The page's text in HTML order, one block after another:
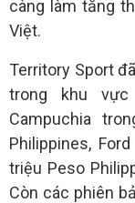
càng làm tăng
Việt.
Territory Sport
trong khu
Campuchia
Philippines,
triệu Peso
Còn các phiên